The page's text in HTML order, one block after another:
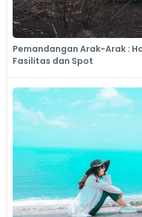
​Pemandangan Arak-Arak :
Fasilitas dan Spot